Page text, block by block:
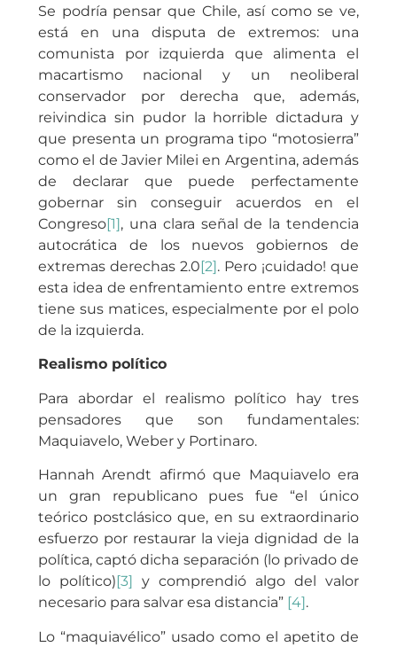
Se podría pensar que Chile, así como se ve,
está en una disputa de extremos: una
comunista por izquierda que alimenta el
macartismo nacional y un neoliberal
conservador por derecha que, además,
reivindica sin pudor la horrible dictadura y
que presenta un programa tipo “motosierra”
como el de Javier Milei en Argentina, además
de declarar que puede perfectamente
gobernar sin conseguir acuerdos en el
Congreso[1], una clara señal de la tendencia
autocrática de los nuevos gobiernos de
extremas derechas 2.0[2]. Pero ¡cuidado! que
esta idea de enfrentamiento entre extremos
tiene sus matices, especialmente por el polo
de la izquierda.
Realismo político
Para abordar el realismo político hay tres
pensadores que son fundamentales:
Maquiavelo, Weber y Portinaro.
Hannah Arendt afirmó que Maquiavelo era
un gran republicano pues fue “el único
teórico postclásico que, en su extraordinario
esfuerzo por restaurar la vieja dignidad de la
política, captó dicha separación (lo privado de
lo político) [3]
y comprendió algo del valor
necesario para salvar esa distancia” [4] .
Lo “maquiavélico” usado como el apetito de